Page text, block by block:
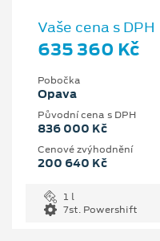
Vaše cena s DPH
635 360 Kč
Pobočka
Opava
Původní cena s DPH
836 000 Kč
Cenové zvýhodnění
200 640 Kč
1 l
7st. Powershift